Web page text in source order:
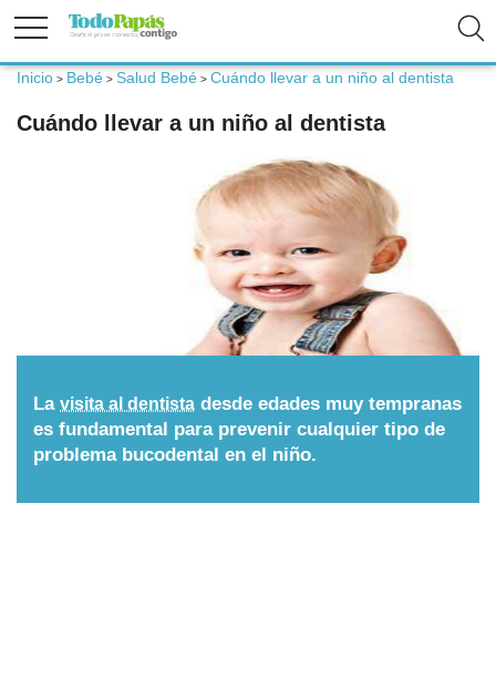
Calculadoras
Inicio > Bebé > Salud Bebé > Cuándo llevar a un niño al dentista
Cuándo llevar a un niño al dentista
La visita al dentista desde edades muy tempranas
es fundamental para prevenir cualquier tipo de
problema bucodental en el niño.